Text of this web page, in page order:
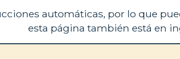
automáticas, por lo que
esta página también está en